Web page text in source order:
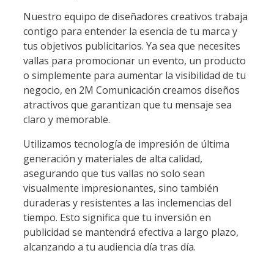
Nuestro equipo de diseñadores creativos trabaja
contigo para entender la esencia de tu marca y
tus objetivos publicitarios. Ya sea que necesites
vallas para promocionar un evento, un producto
o simplemente para aumentar la visibilidad de tu
negocio, en 2M Comunicación creamos diseños
atractivos que garantizan que tu mensaje sea
claro y memorable.
Utilizamos tecnología de impresión de última
generación y materiales de alta calidad,
asegurando que tus vallas no solo sean
visualmente impresionantes, sino también
duraderas y resistentes a las inclemencias del
tiempo. Esto significa que tu inversión en
publicidad se mantendrá efectiva a largo plazo,
alcanzando a tu audiencia día tras día.